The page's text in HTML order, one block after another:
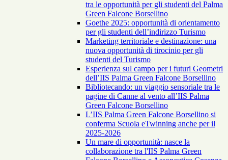
tra le opportunità per gli studenti del Palma
Green Falcone Borsellino
Goethe 2025: opportunità di orientamento
per gli studenti dell’indirizzo Turismo
Marketing territoriale e destinazione: una
nuova opportunità di tirocinio per gli
studenti del Turismo
Esperienza sul campo per i futuri Geometri
dell’IIS Palma Green Falcone Borsellino
Bibliotecando: un viaggio sensoriale tra le
pagine di Canne al vento all’IIS Palma
Green Falcone Borsellino
L’IIS Palma Green Falcone Borsellino si
conferma Scuola eTwinning anche per il
2025-2026
Un mare di opportunità: nasce la
collaborazione tra l'IIS Palma Green